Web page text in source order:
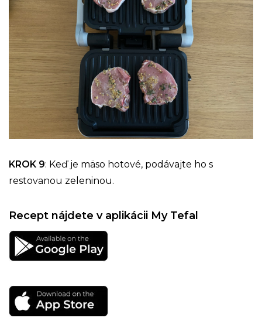
KROK 9: Keď je mäso hotové, podávajte ho s
restovanou zeleninou.
Recept nájdete v aplikácii My Tefal